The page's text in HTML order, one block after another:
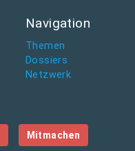
Navigation
Themen
Dossiers
Netzwerk
Mitmachen